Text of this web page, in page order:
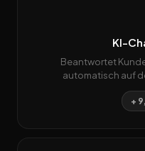
KI-
Beantwortet
automatisch auf
+